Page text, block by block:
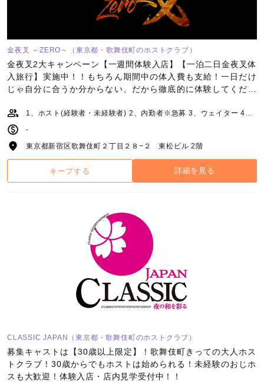
金夜叉 ～ZERO～（東京都・歌舞伎町のホストクラブ）
金夜叉2大キャンペーン【一週間体験入店】【一泊二日金夜叉体
入旅行】実施中！！もちろん期間中の体入費も支給！一日だけ
じゃ自分に合うか分からない、だから徹底的に体験してくださ
1、ホスト(経験者・未経験者) 2、内勤者※急募 3、ウェイター 4、クリエイター 5、webデザイナー
-
東京都新宿区歌舞伎町２丁目２８−２ 東松ビル 2階
キープする 詳細を見る
CLASSIC JAPAN（東京都・歌舞伎町のホストクラブ）
募集キャストは【30歳以上限定】！歌舞伎町きっての大人ホス
トクラブ！30歳からでもホストは始められる！未経験のおじホ
スも大歓迎！体験入店・店内見学受付中！！